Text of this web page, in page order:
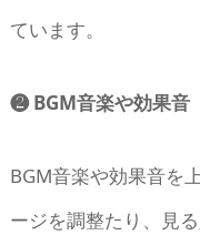
ています。
❷ BGM音楽や効果音
BGM音楽や効果音を
ージを調整たり、見